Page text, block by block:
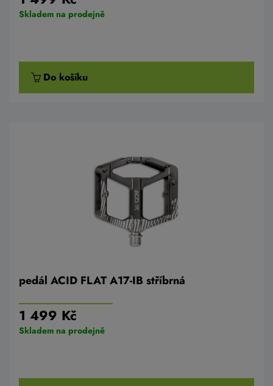
Skladem na prodejně
Do košíku
pedál ACID FLAT A17-IB stříbrná
1 499 Kč
Skladem na prodejně